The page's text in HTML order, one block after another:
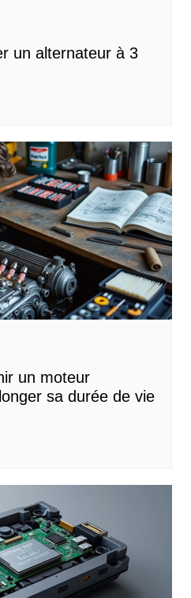
un alternateur à 3
un moteur
sa durée de vie